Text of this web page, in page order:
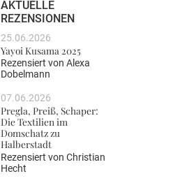
AKTUELLE
REZENSIONEN
25.06.2026
Yayoi Kusama 2025
Rezensiert von Alexa
Dobelmann
07.06.2026
Pregla, Preiß, Schaper:
Die Textilien im
Domschatz zu
Halberstadt
Rezensiert von Christian
Hecht